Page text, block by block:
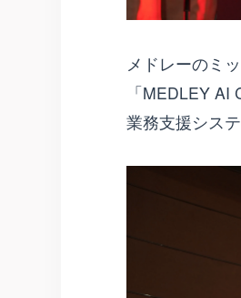
メドレーのミ
「MEDLEY
業務支援シス